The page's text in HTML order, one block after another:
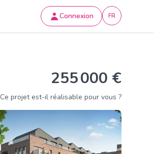
Connexion FR
255 000 €
Ce projet est-il réalisable pour vous ?